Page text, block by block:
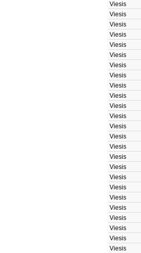
Viesis
Viesis
Viesis
Viesis
Viesis
Viesis
Viesis
Viesis
Viesis
Viesis
Viesis
Viesis
Viesis
Viesis
Viesis
Viesis
Viesis
Viesis
Viesis
Viesis
Viesis
Viesis
Viesis
Viesis
Viesis